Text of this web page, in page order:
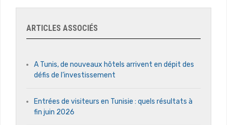
ARTICLES ASSOCIÉS
A Tunis, de nouveaux hôtels arrivent en dépit des
défis de l’investissement
Entrées de visiteurs en Tunisie : quels résultats à
fin juin 2026